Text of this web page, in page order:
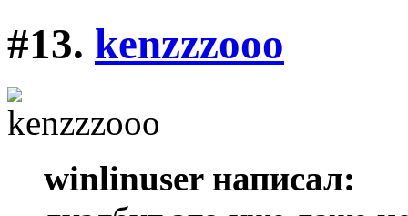
#13. kenzzzooo
winlinuser написал: